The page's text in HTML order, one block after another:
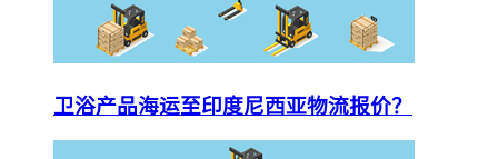
卫浴产品海运至印度尼西亚物流报价？